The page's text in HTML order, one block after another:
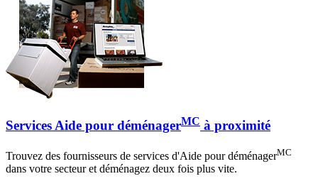
Services Aide pour déménagerMC à proximité
Trouvez des fournisseurs de services d'Aide pour déménagerMC
dans votre secteur et déménagez deux fois plus vite.